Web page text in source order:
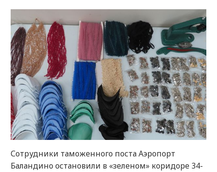
Сотрудники таможенного поста Аэропорт
Баландино остановили в «зеленом» коридоре 34-